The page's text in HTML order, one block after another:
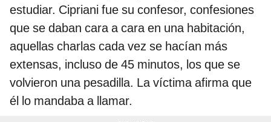
estudiar. Cipriani fue su confesor, confesiones
que se daban cara a cara en una habitación,
aquellas charlas cada vez se hacían más
extensas, incluso de 45 minutos, los que se
volvieron una pesadilla. La víctima afirma que
él lo mandaba a llamar.